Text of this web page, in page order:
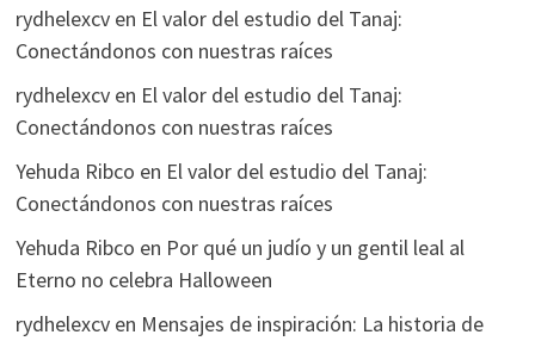
rydhelexcven El valor del estudio del Tanaj:
Conectándonos con nuestras raíces
rydhelexcven El valor del estudio del Tanaj:
Conectándonos con nuestras raíces
Yehuda Ribco en El valor del estudio del Tanaj:
Conectándonos con nuestras raíces
Yehuda Ribco en Por qué un judío y un gentil leal al
Eterno no celebra Halloween
rydhelexcven Mensajes de inspiración: La historia de